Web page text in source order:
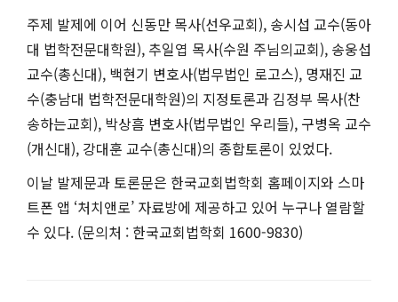
주제 발제에 이어 신동만 목사(선우교회), 송시섭 교수(동아
대 법학전문대학원), 추일엽 목사(수원 주님의교회), 송웅섭
교수(총신대), 백현기 변호사(법무법인 로고스), 명재진 교
수(충남대 법학전문대학원)의 지정토론과 김정부 목사(찬
송하는교회), 박상흠 변호사(법무법인 우리들), 구병옥 교수
(개신대), 강대훈 교수(총신대)의 종합토론이 있었다.
이날 발제문과 토론문은 한국교회법학회 홈페이지와 스마
트폰 앱 ‘처치앤로’ 자료방에 제공하고 있어 누구나 열람할
수 있다. (문의처 : 한국교회법학회 1600-9830)